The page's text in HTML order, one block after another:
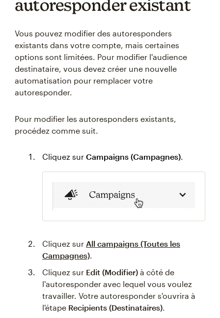
autoresponder existant
Vous pouvez modifier des autoresponders
existants dans votre compte, mais certaines
options sont limitées. Pour modifier l'audience
destinataire, vous devez créer une nouvelle
automatisation pour remplacer votre
autoresponder.
Pour modifier les autoresponders existants,
procédez comme suit.
Cliquez sur Campaigns (Campagnes).
Cliquez sur All campaigns (Toutes les
Campagnes)
Cliquez sur Edit (Modifier) à côté de
l'autoresponder avec lequel vous voulez
travailler. Votre autoresponder s'ouvrira à
l'étape Recipients (Destinataires)